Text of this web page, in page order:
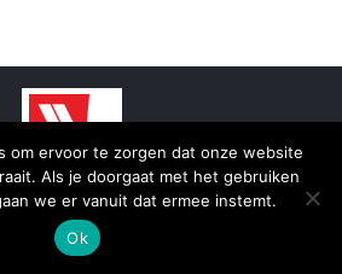
- Koerier Groningen
Bottom menu
om ervoor te zorgen dat onze website
Als je doorgaat met het gebruiken
we er vanuit dat ermee instemt.
Ok